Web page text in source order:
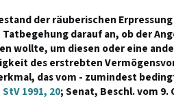
der räuberischen
darauf an, ob der
wollte, um diesen oder eine
des erstrebten
das vom - zumindest
StV 1991, 20; Senat, Beschl. vom 9.